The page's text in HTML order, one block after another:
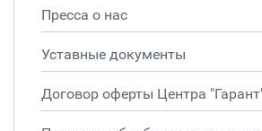
Пресса о нас
Уставные документы
Договор оферты Центра